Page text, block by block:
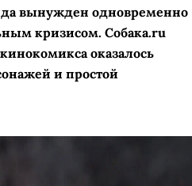
вынужден одновременно
кризисом. Собака.ru
оказалось
и простой